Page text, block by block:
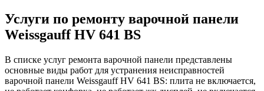
Услуги по ремонту варочной панели
Weissgauff HV 641 BS
В списке услуг ремонта варочной панели представлены
основные виды работ для устранения неисправностей
варочной панели Weissgauff HV 641 BS: плита не включается,